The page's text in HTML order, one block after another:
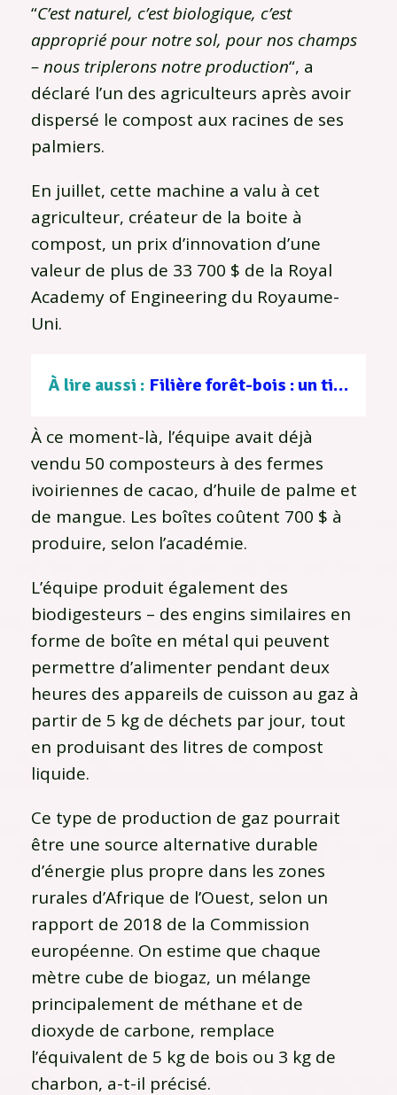
“C’est naturel, c’est biologique, c’est
approprié pour notre sol, pour nos champs
– nous triplerons notre production“, a
déclaré l’un des agriculteurs après avoir
dispersé le compost aux racines de ses
palmiers.
En juillet, cette machine a valu à cet
agriculteur, créateur de la boite à
compost, un prix d’innovation d’une
valeur de plus de 33 700 $ de la Royal
Academy of Engineering du Royaume-
Uni.
À lire aussi : Filière forêt-bois : un tissu d’entreprises au service d’une gestion durable
À ce moment-là, l’équipe avait déjà
vendu 50 composteurs à des fermes
ivoiriennes de cacao, d’huile de palme et
de mangue. Les boîtes coûtent 700 $ à
produire, selon l’académie.
L’équipe produit également des
biodigesteurs – des engins similaires en
forme de boîte en métal qui peuvent
permettre d’alimenter pendant deux
heures des appareils de cuisson au gaz à
partir de 5 kg de déchets par jour, tout
en produisant des litres de compost
liquide.
Ce type de production de gaz pourrait
être une source alternative durable
d’énergie plus propre dans les zones
rurales d’Afrique de l’Ouest, selon un
rapport de 2018 de la Commission
européenne. On estime que chaque
mètre cube de biogaz, un mélange
principalement de méthane et de
dioxyde de carbone, remplace
l’équivalent de 5 kg de bois ou 3 kg de
charbon, a-t-il précisé.